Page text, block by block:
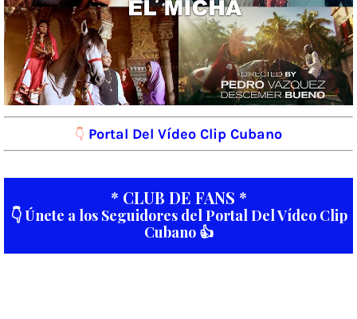
👇 Portal Del Vídeo Clip Cubano
* CLUB DE FANS *
👇 Únete a los Seguidores del Portal Del Vídeo Clip
Cubano 👍